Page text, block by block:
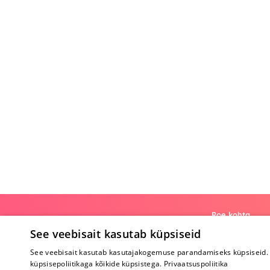
Poe kohta
Koostöö
Tagasiside
See veebisait kasutab küpsiseid
See veebisait kasutab kasutajakogemuse parandamiseks
küpsisepoliitikaga kõikide küpsistega. Privaatsuspoliitika